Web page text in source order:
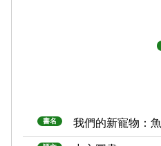
書名 我們的新寵物：魚